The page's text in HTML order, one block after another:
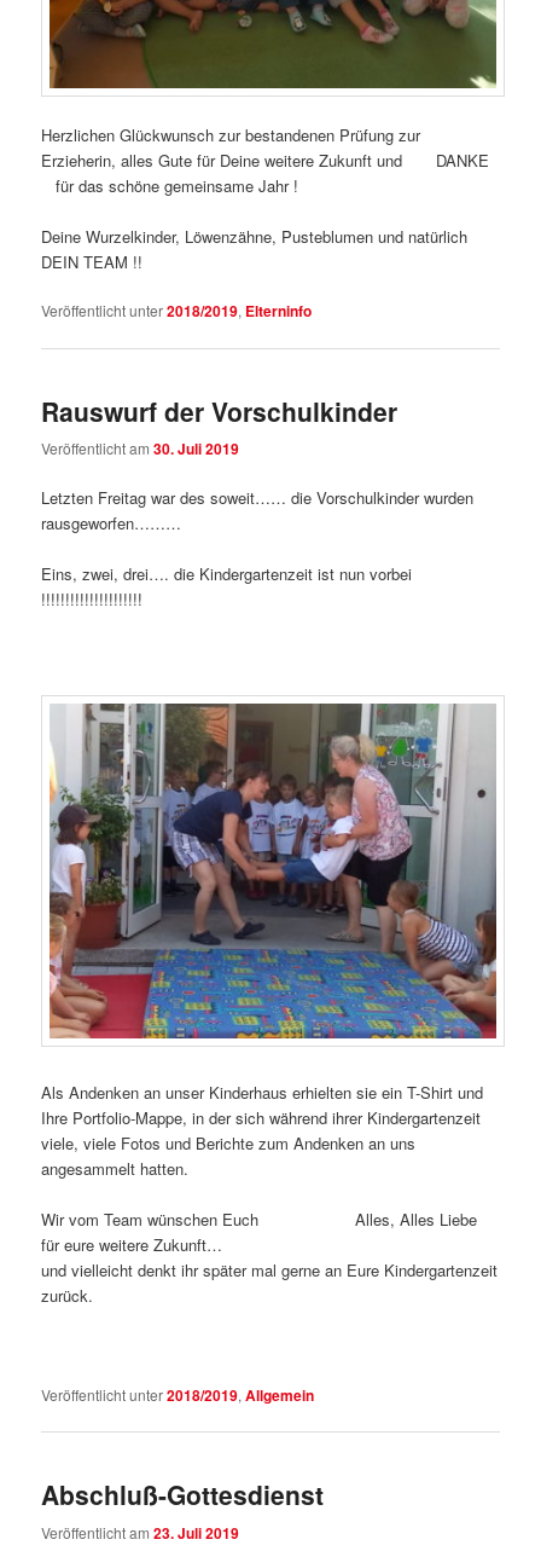
Herzlichen Glückwunsch zur bestandenen Prüfung zur
Erzieherin, alles Gute für Deine weitere Zukunft und DANKE
für das schöne gemeinsame Jahr !
Deine Wurzelkinder, Löwenzähne, Pusteblumen und natürlich
DEIN TEAM !!
Veröffentlicht unter2018/2019, Elterninfo
Rauswurf der Vorschulkinder
Veröffentlicht am30. Juli 2019
Letzten Freitag war des soweit…… die Vorschulkinder wurden
rausgeworfen………
Eins, zwei, drei…. die Kindergartenzeit ist nun vorbei
!!!!!!!!!!!!!!!!!!!!!
Als Andenken an unser Kinderhaus erhielten sie ein T-Shirt und
Ihre Portfolio-Mappe, in der sich während ihrer Kindergartenzeit
viele, viele Fotos und Berichte zum Andenken an uns
angesammelt hatten.
Wir vom Team wünschen Euch Alles, Alles Liebe
für eure weitere Zukunft…
und vielleicht denkt ihr später mal gerne an Eure Kindergartenzeit
zurück.
Veröffentlicht unter2018/2019,Allgemein
Abschluß-Gottesdienst
Veröffentlicht am23. Juli 2019